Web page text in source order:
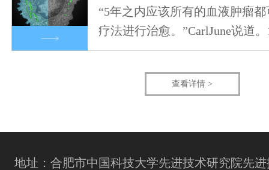
“5年之内应该所有的血液肿瘤
疗法进行治愈。”CarlJune说道
查看详情 >
地址：合肥市中国科技大学先进技术研究院先